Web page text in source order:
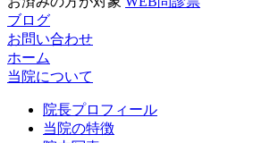
ブログ
お問い合わせ
ホーム
当院について
院長プロフィール
当院の特徴